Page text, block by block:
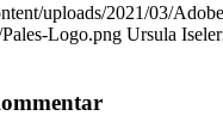
uploads/2021/03/
Logo.png Ursula Iseler